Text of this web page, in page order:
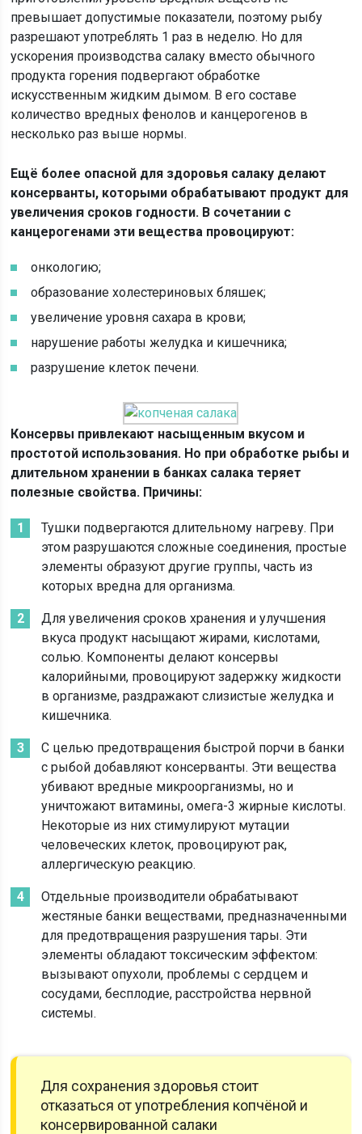
превышает допустимые показатели, поэтому рыбу
разрешают употреблять 1 раз в неделю. Но для
ускорения производства салаку вместо обычного
продукта горения подвергают обработке
искусственным жидким дымом. В его составе
количество вредных фенолов и канцерогенов в
несколько раз выше нормы.
Ещё более опасной для здоровья салаку делают
консерванты, которыми обрабатывают продукт для
увеличения сроков годности. В сочетании с
канцерогенами эти вещества провоцируют:
онкологию;
образование холестериновых бляшек;
увеличение уровня сахара в крови;
нарушение работы желудка и кишечника;
разрушение клеток печени.
Консервы привлекают насыщенным вкусом и
простотой использования. Но при обработке рыбы и
длительном хранении в банках салака теряет
полезные свойства. Причины:
Тушки подвергаются длительному нагреву. При
этом разрушаются сложные соединения, простые
элементы образуют другие группы, часть из
которых вредна для организма.
Для увеличения сроков хранения и улучшения
вкуса продукт насыщают жирами, кислотами,
солью. Компоненты делают консервы
калорийными, провоцируют задержку жидкости
в организме, раздражают слизистые желудка и
кишечника.
С целью предотвращения быстрой порчи в банки
с рыбой добавляют консерванты. Эти вещества
убивают вредные микроорганизмы, но и
уничтожают витамины, омега-3 жирные кислоты.
Некоторые из них стимулируют мутации
человеческих клеток, провоцируют рак,
аллергическую реакцию.
Отдельные производители обрабатывают
жестяные банки веществами, предназначенными
для предотвращения разрушения тары. Эти
элементы обладают токсическим эффектом:
вызывают опухоли, проблемы с сердцем и
сосудами, бесплодие, расстройства нервной
системы.
Для сохранения здоровья стоит
отказаться от употребления копчёной и
консервированной салаки